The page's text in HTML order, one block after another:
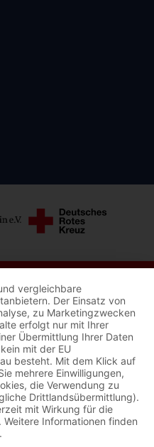
vergleichbare
Der Einsatz von
zu Marketingzwecken
erfolgt nur mit Ihrer
Übermittlung Ihrer Daten
mit der EU
besteht. Mit dem Klick auf
mehrere Einwilligungen,
die Verwendung zu
Drittlandsübermittlung).
mit Wirkung für die
Informationen finden